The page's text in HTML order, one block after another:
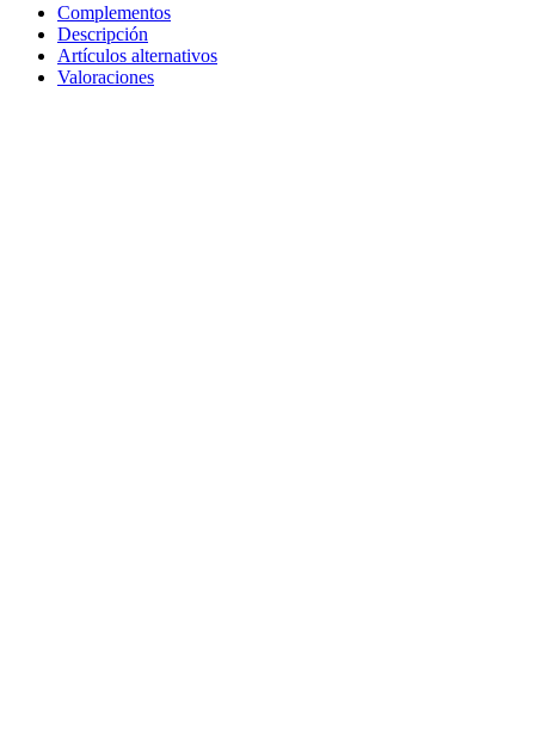
Complementos
Descripción
Artículos alternativos
Valoraciones